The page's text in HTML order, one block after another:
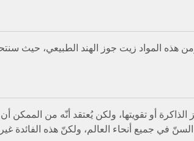
أو تقويتها، ولكن يُعتقد أنّه من